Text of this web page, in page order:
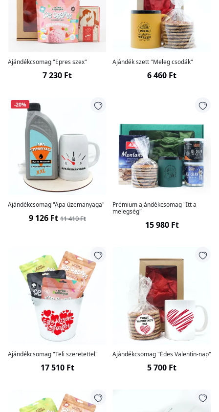
Ajándékcsomag "Epres szex"
7 230 Ft
Ajándék szett "Meleg csodák"
6 460 Ft
-20%
Ajándékcsomag "Apa üzemanyaga"
9 126 Ft 11 410 Ft
Prémium ajándékcsomag "Itt a
melegség"
15 980 Ft
Ajándékcsomag "Teli szeretettel"
17 510 Ft
Ajándékcsomag "Édes Valentin-nap"
5 700 Ft